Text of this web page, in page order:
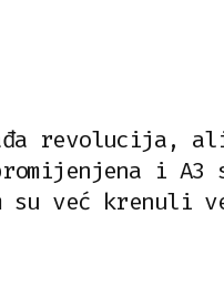
revolucija,
i A3
već krenuli